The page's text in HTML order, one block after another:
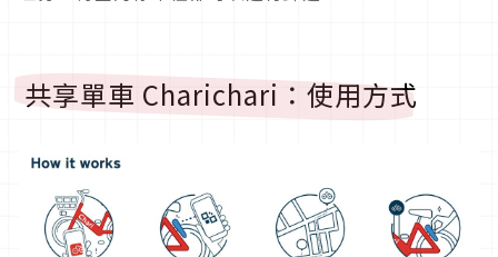
共享單車 Charichari：使用方式